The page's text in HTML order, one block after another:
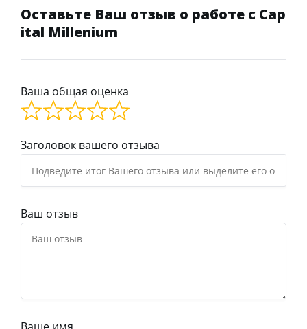
Оставьте Ваш отзыв о работе с Cap
ital Millenium
Ваша общая оценка
Заголовок вашего отзыва
Ваш отзыв